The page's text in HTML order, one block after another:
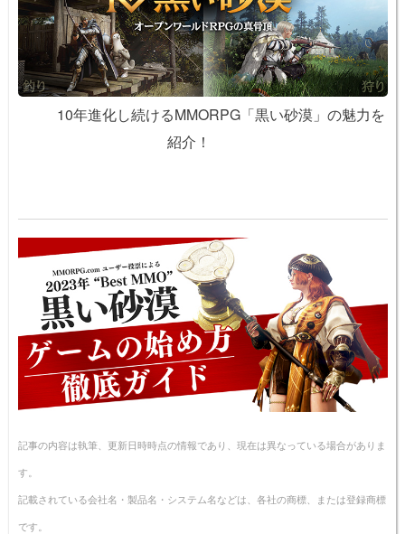
10年進化し続けるMMORPG「黒い砂漠」の魅力を
紹介！
記事の内容は執筆、更新日時時点の情報であり、現在は異なっている場合がありま
す。
記載されている会社名・製品名・システム名などは、各社の商標、または登録商標
です。